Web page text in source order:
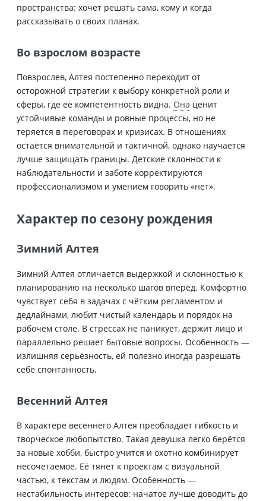
пространства: хочет решать сама, кому и когда
рассказывать о своих планах.
Во взрослом возрасте
Повзрослев, Алтея постепенно переходит от
осторожной стратегии к выбору конкретной роли и
сферы, где её компетентность видна. Она ценит
устойчивые команды и ровные процессы, но не
теряется в переговорах и кризисах. В отношениях
остаётся внимательной и тактичной, однако научается
лучше защищать границы. Детские склонности к
наблюдательности и заботе корректируются
профессионализмом и умением говорить «нет».
Характер по сезону рождения
Зимний Алтея
Зимний Алтея отличается выдержкой и склонностью к
планированию на несколько шагов вперёд. Комфортно
чувствует себя в задачах с чётким регламентом и
дедлайнами, любит чистый календарь и порядок на
рабочем столе. В стрессах не паникует, держит лицо и
параллельно решает бытовые вопросы. Особенность —
излишняя серьёзность, ей полезно иногда разрешать
себе спонтанность.
Весенний Алтея
В характере весеннего Алтея преобладает гибкость и
творческое любопытство. Такая девушка легко берётся
за новые хобби, быстро учится и охотно комбинирует
несочетаемое. Её тянет к проектам с визуальной
частью, к текстам и людям. Особенность —
нестабильность интересов: начатое лучше доводить до